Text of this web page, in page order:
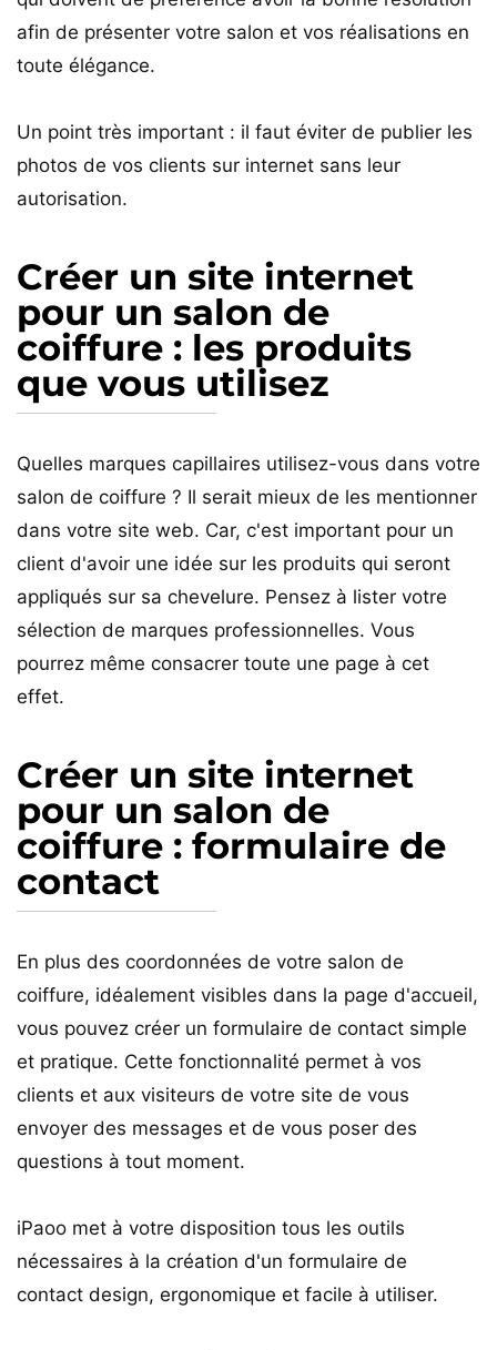
afin de présenter votre salon et vos réalisations en
toute élégance.
Un point très important : il faut éviter de publier les
photos de vos clients sur internet sans leur
autorisation.
Créer un site internet
pour un salon de
coiffure : les produits
que vous utilisez
Quelles marques capillaires utilisez-vous dans votre
salon de coiffure ? Il serait mieux de les mentionner
dans votre site web. Car, c'est important pour un
client d'avoir une idée sur les produits qui seront
appliqués sur sa chevelure. Pensez à lister votre
sélection de marques professionnelles. Vous
pourrez même consacrer toute une page à cet
effet.
Créer un site internet
pour un salon de
coiffure : formulaire de
contact
En plus des coordonnées de votre salon de
coiffure, idéalement visibles dans la page d'accueil,
vous pouvez créer un formulaire de contact simple
et pratique. Cette fonctionnalité permet à vos
clients et aux visiteurs de votre site de vous
envoyer des messages et de vous poser des
questions à tout moment.
iPaoo met à votre disposition tous les outils
nécessaires à la création d'un formulaire de
contact design, ergonomique et facile à utiliser.